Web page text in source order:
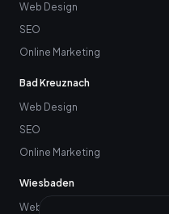
Web Design
SEO
Online Marketing
Bad Kreuznach
Web Design
SEO
Online Marketing
Wiesbaden
Web Design